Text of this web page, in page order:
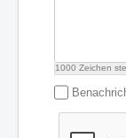
1000 Zeichen